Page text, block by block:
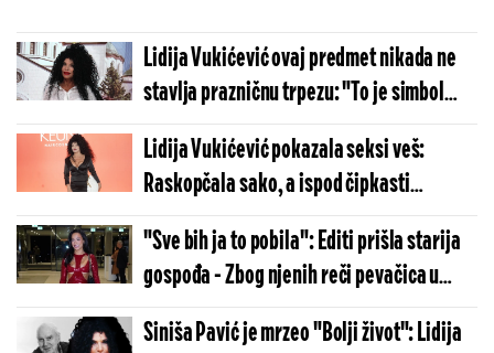
Lidija Vukićević ovaj predmet nikada ne
stavlja prazničnu trpezu: "To je simbol
zla"
Lidija Vukićević pokazala seksi veš:
Raskopčala sako, a ispod čipkasti
brushalter i bujne grudi
"Sve bih ja to pobila": Editi prišla starija
gospođa - Zbog njenih reči pevačica u
šoku
Siniša Pavić je mrzeo "Bolji život": Lidija